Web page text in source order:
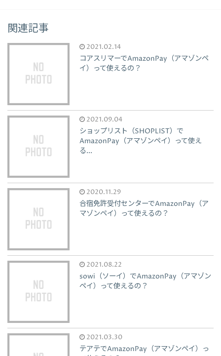
関連記事
2021.02.14
コアスリマーでAmazonPay（アマゾンペ
イ）って使えるの？
2021.09.04
ショップリスト（SHOPLIST）で
AmazonPay（アマゾンペイ）って使え
る...
2020.11.29
合宿免許受付センターでAmazonPay（ア
マゾンペイ）って使えるの？
2021.08.22
sowi（ソーイ）でAmazonPay（アマゾン
ペイ）って使えるの？
2021.03.30
テアテでAmazonPay（アマゾンペイ）っ